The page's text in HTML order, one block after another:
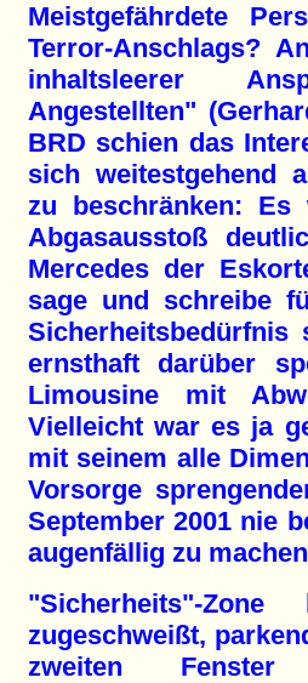
Meistgefährdete
Terror-Anschlags?
inhaltsleerer
Angestellten"
BRD schien das
sich weitestgehend
zu beschränken: Es
Abgasausstoß
Mercedes der
sage und schreibe
Sicherheitsbedürfnis
ernsthaft darüber
Limousine mit
Vielleicht war es ja
mit seinem alle
Vorsorge
September 2001 nie
augenfällig zu
"Sicherheits"-
zugeschweißt,
zweiten Fenster